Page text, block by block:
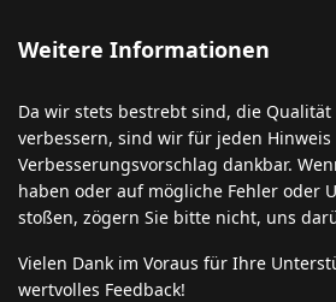
Weitere Informationen
Da wir stets bestrebt sind, die
verbessern, sind wir für jeden Hinweis
Verbesserungsvorschlag dankbar.
haben oder auf mögliche Fehler oder
stoßen, zögern Sie bitte nicht, uns
Vielen Dank im Voraus für Ihre
wertvolles Feedback!